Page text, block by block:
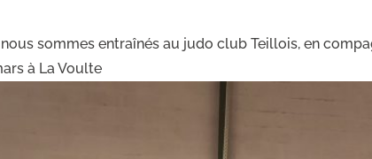
sommes entraînés au judo club Teillois, en
à La Voulte